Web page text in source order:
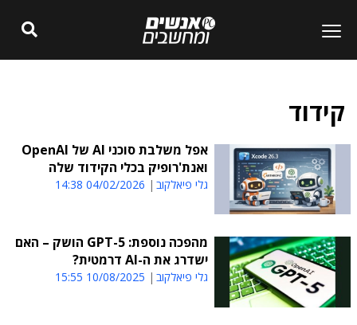
קידוד
אפל משלבת סוכני AI של OpenAI
ואנת'רופיק בכלי הקידוד שלה
גלי פיאלקוב 04/02/2026 14:38
מהפכה נוספת: GPT-5 הושק – האם
ישדרג את ה-AI דרמטית?
גלי פיאלקוב 10/08/2025 15:55